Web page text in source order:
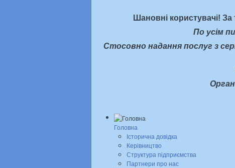
Шановні користувачі!
По усім
Стосовно надання послуг з
Орган
Головна
Історична довідка
Керівництво
Структура підприємства
Партнери про нас